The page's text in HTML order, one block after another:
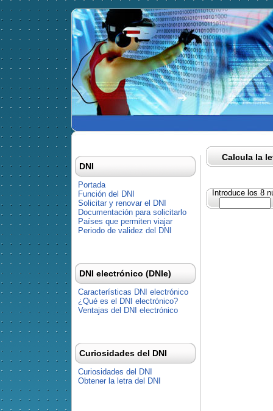
Calcula la
Introduce los 8
DNI
Portada
Función del DNI
Solicitar y renovar el DNI
Documentación para solicitarlo
Países que permiten viajar
Periodo de validez del DNI
DNI electrónico (DNIe)
Características DNI electrónico
¿Qué es el DNI electrónico?
Ventajas del DNI electrónico
Curiosidades del DNI
Curiosidades del DNI
Obtener la letra del DNI